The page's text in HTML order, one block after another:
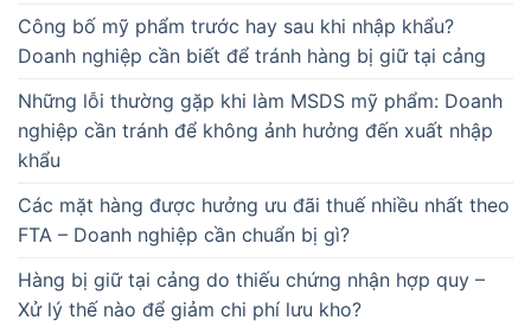
Công bố mỹ phẩm trước hay sau khi nhập khẩu?
Doanh nghiệp cần biết để tránh hàng bị giữ tại cảng
Những lỗi thường gặp khi làm MSDS mỹ phẩm: Doanh
nghiệp cần tránh để không ảnh hưởng đến xuất nhập
khẩu
Các mặt hàng được hưởng ưu đãi thuế nhiều nhất theo
FTA – Doanh nghiệp cần chuẩn bị gì?
Hàng bị giữ tại cảng do thiếu chứng nhận hợp quy –
Xử lý thế nào để giảm chi phí lưu kho?